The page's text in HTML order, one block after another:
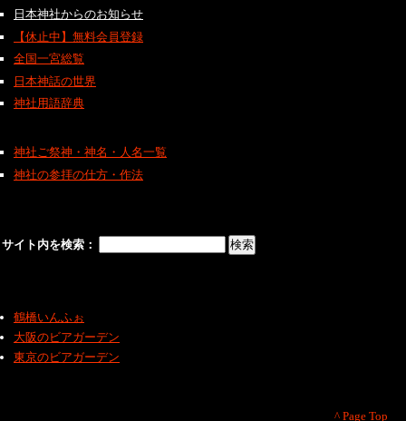
日本神社からのお知らせ
【休止中】無料会員登録
全国一宮総覧
日本神話の世界
神社用語辞典
神社ご祭神・神名・人名一覧
神社の参拝の仕方・作法
サイト内を検索：
鶴橋いんふぉ
大阪のビアガーデン
東京のビアガーデン
^ Page Top